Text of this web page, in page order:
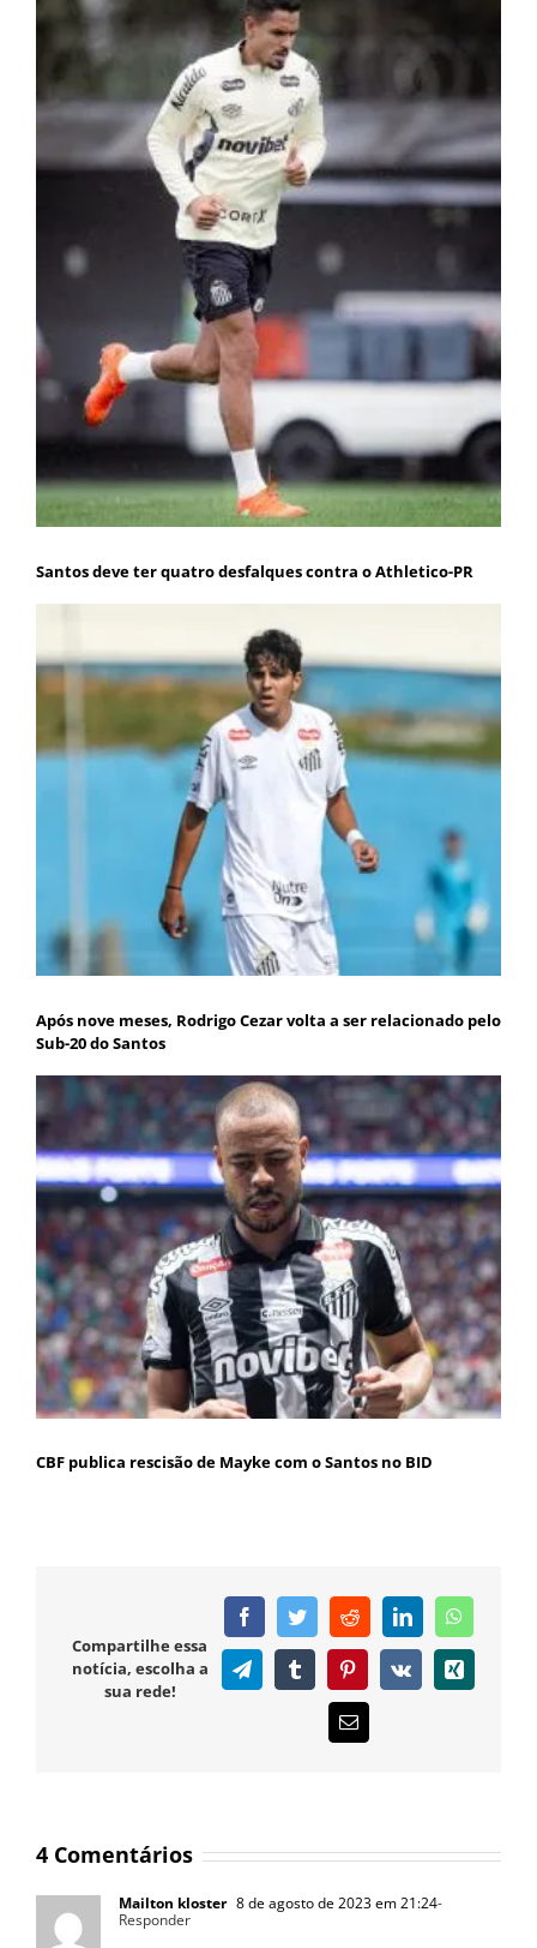
Santos deve ter quatro desfalques contra o Athletico-PR
Após nove meses, Rodrigo Cezar volta a ser relacionado pelo
Sub-20 do Santos
CBF publica rescisão de Mayke com o Santos no BID
Compartilhe essa
notícia, escolha a
sua rede!
FacebookTwitterRedditLinkedIn
TelegramTumblr PinterestVk Xing
E-
mail
4 Comentários
Mailton kloster 8 de agosto de 2023 em 21:24-
Responder